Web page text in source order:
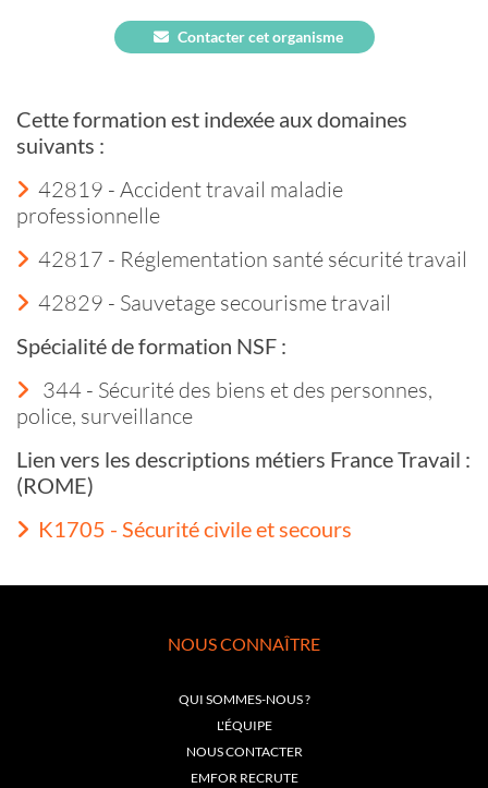
Contacter cet organisme
Cette formation est indexée aux domaines
suivants :
42819 - Accident travail maladie
professionnelle
42817 - Réglementation santé sécurité travail
42829 - Sauvetage secourisme travail
Spécialité de formation NSF :
344 - Sécurité des biens et des personnes,
police, surveillance
Lien vers les descriptions métiers France Travail :
(ROME)
K1705 - Sécurité civile et secours
NOUS CONNAÎTRE
QUI SOMMES-NOUS ?
L'ÉQUIPE
NOUS CONTACTER
EMFOR RECRUTE